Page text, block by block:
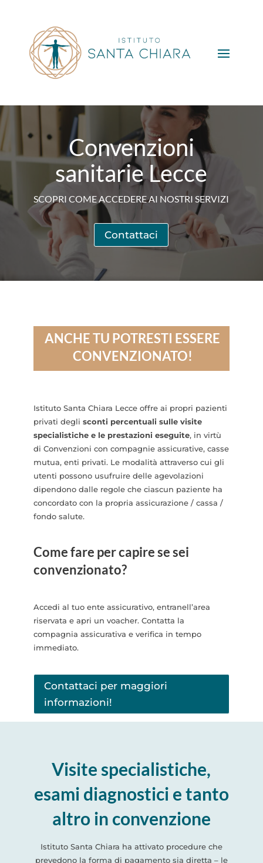
Convenzioni
sanitarie Lecce
SCOPRI COME ACCEDERE AI NOSTRI SERVIZI
Contattaci
ANCHE TU POTRESTI ESSERE
CONVENZIONATO!
Istituto Santa Chiara Lecce offre ai propri pazienti
privati degli sconti percentuali sulle visite
specialistiche e le prestazioni eseguite, in virtù
di Convenzioni con compagnie assicurative, casse
mutua, enti privati. Le modalità attraverso cui gli
utenti possono usufruire delle agevolazioni
dipendono dalle regole che ciascun paziente ha
concordato con la propria assicurazione / cassa /
fondo salute.
Come fare per capire se sei
convenzionato?
Accedi al tuo ente assicurativo, entranell’area
riservata e apri un voacher. Contatta la
compagnia assicurativa e verifica in tempo
immediato.
Contattaci per maggiori
informazioni!
Visite specialistiche,
esami diagnostici e tanto
altro in convenzione
Istituto Santa Chiara ha attivato procedure che
prevedono la forma di pagamento sia diretta – le